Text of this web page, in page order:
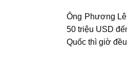
Ông Phương
50 triệu USD
Quốc thì giờ